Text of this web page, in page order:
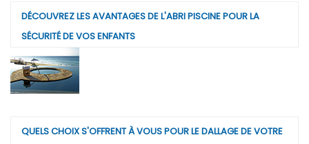
DÉCOUVREZ LES AVANTAGES DE L'ABRI PISCINE POUR LA
SÉCURITÉ DE VOS ENFANTS
QUELS CHOIX S'OFFRENT À VOUS POUR LE DALLAGE DE VOTRE